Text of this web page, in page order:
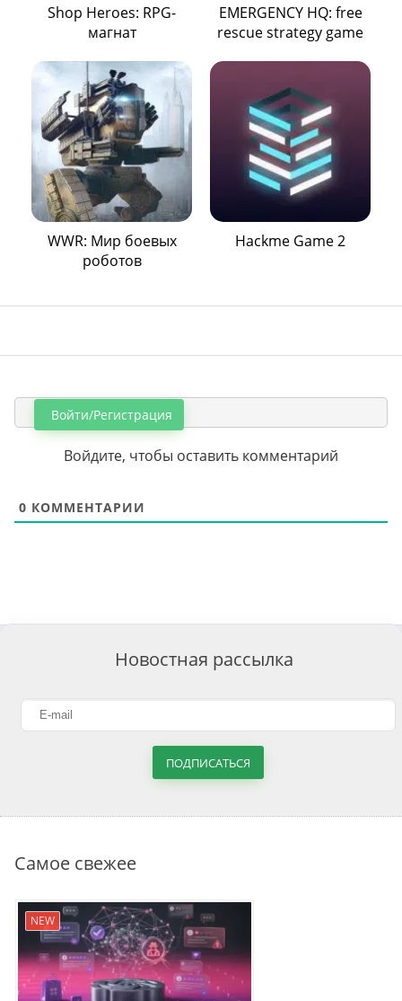
Shop Heroes: RPG-
магнат
EMERGENCY HQ: free
rescue strategy game
WWR: Мир боевых
роботов
Hackme Game 2
Войти/Регистрация
Войдите, чтобы оставить комментарий
0 КОММЕНТАРИИ
Новостная рассылка
ПОДПИСАТЬСЯ
Самое свежее
NEW